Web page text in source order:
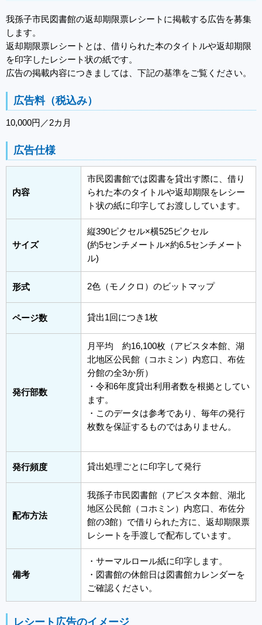
我孫子市民図書館の返却期限票レシートに掲載する広告を募集
します。
返却期限票レシートとは、借りられた本のタイトルや返却期限
を印字したレシート状の紙です。
広告の掲載内容につきましては、下記の基準をご覧ください。
広告料（税込み）
10,000円／2カ月
広告仕様
内容
市民図書館では図書を貸出す際に、借り
られた本のタイトルや返却期限をレシー
ト状の紙に印字してお渡ししています。
サイズ
縦390ピクセル×横525ピクセル
(約5センチメートル×約6.5センチメート
ル)
形式 2色（モノクロ）のビットマップ
ページ数 貸出1回につき1枚
発行部数
月平均 約16,100枚（アビスタ本館、湖
北地区公民館（コホミン）内窓口、布佐
分館の全3か所）
・令和6年度貸出利用者数を根拠としてい
ます。
・このデータは参考であり、毎年の発行
枚数を保証するものではありません。
発行頻度 貸出処理ごとに印字して発行
配布方法
我孫子市民図書館（アビスタ本館、湖北
地区公民館（コホミン）内窓口、布佐分
館の3館）で借りられた方に、返却期限票
レシートを手渡しで配布しています。
備考
・サーマルロール紙に印字します。
・図書館の休館日は図書館カレンダーを
ご確認ください。
レシート広告のイメージ